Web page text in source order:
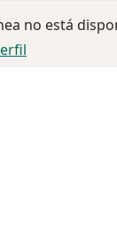
no está